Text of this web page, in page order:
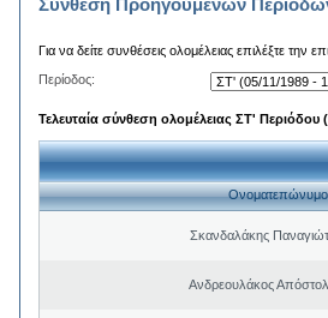
Σύνθεση Προηγούμενων
Για να δείτε συνθέσεις ολομέλειας επιλέξτε την
Περίοδος:
Τελευταία σύνθεση ολομέλειας ΣΤ' Περιόδου
Ονοματεπώνυμο
Σκανδαλάκης
Ανδρεουλάκος